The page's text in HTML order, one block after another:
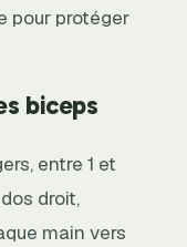
pour protéger
biceps
entre 1 et
droit,
main vers